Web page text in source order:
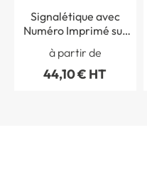
Signalétique avec
Numéro Imprimé sur
Bois et Aluminium -
Gamme Wood®
Dimension H 50 x L
à partir de
44,10 € HT